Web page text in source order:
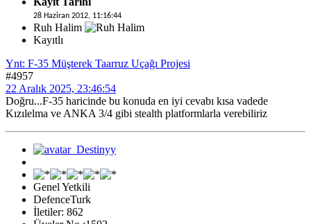
28 Haziran 2012, 11:16:44
Ruh Halim
Kayıtlı
Ynt: F-35 Müşterek Taarruz Uçağı Projesi
#4957
22 Aralık 2025, 23:46:54
Doğru...F-35 haricinde bu konuda en iyi cevabı kısa vadede
Kızılelma ve ANKA 3/4 gibi stealth platformlarla verebiliriz
Genel Yetkili
DefenceTurk
İletiler: 862